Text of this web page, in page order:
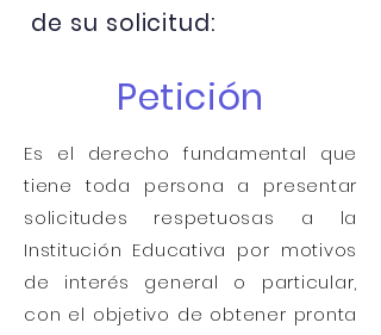
de su solicitud:
Petición
Es el derecho fundamental que
tiene toda persona a presentar
solicitudes respetuosas a la
Institución Educativa por motivos
de interés general o particular,
con el objetivo de obtener pronta